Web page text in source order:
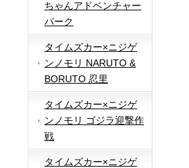
ちゃんアドベンチャー
パーク
タイムズカー×ニジゲ
ンノモリ NARUTO &
BORUTO 忍里
タイムズカー×ニジゲ
ンノモリ ゴジラ迎撃作
戦
タイムズカー×ニジゲ